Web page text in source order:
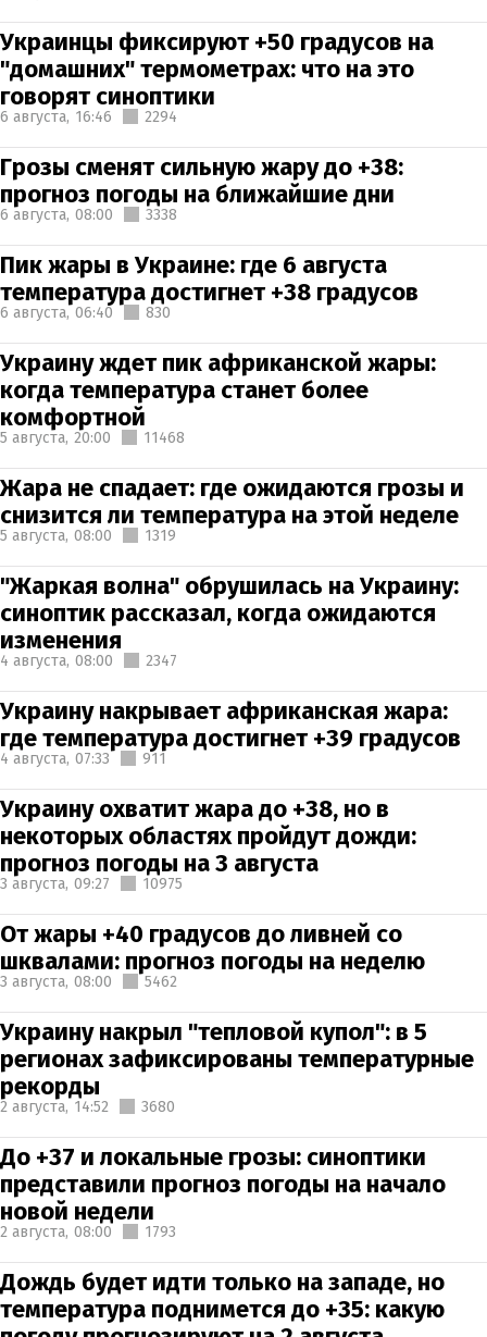
Украинцы фиксируют +50 градусов на
"домашних" термометрах: что на это
говорят синоптики
6 августа, 16:46 2294
Грозы сменят сильную жару до +38:
прогноз погоды на ближайшие дни
6 августа, 08:00 3338
Пик жары в Украине: где 6 августа
температура достигнет +38 градусов
6 августа, 06:40 830
Украину ждет пик африканской жары:
когда температура станет более
комфортной
5 августа, 20:00 11468
Жара не спадает: где ожидаются грозы и
снизится ли температура на этой неделе
5 августа, 08:00 1319
"Жаркая волна" обрушилась на Украину:
синоптик рассказал, когда ожидаются
изменения
4 августа, 08:00 2347
Украину накрывает африканская жара:
где температура достигнет +39 градусов
4 августа, 07:33 911
Украину охватит жара до +38, но в
некоторых областях пройдут дожди:
прогноз погоды на 3 августа
3 августа, 09:27 10975
От жары +40 градусов до ливней со
шквалами: прогноз погоды на неделю
3 августа, 08:00 5462
Украину накрыл "тепловой купол": в 5
регионах зафиксированы температурные
рекорды
2 августа, 14:52 3680
До +37 и локальные грозы: синоптики
представили прогноз погоды на начало
новой недели
2 августа, 08:00 1793
Дождь будет идти только на западе, но
температура поднимется до +35: какую